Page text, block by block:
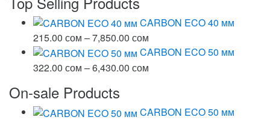
–
CARBON ECO 40 мм
215.00 сом –7,850.00 сом
цен:
CARBON ECO 50 мм
322.00 сом –6,430.00 сом
–
On-sale Products
CARBON ECO 50 мм